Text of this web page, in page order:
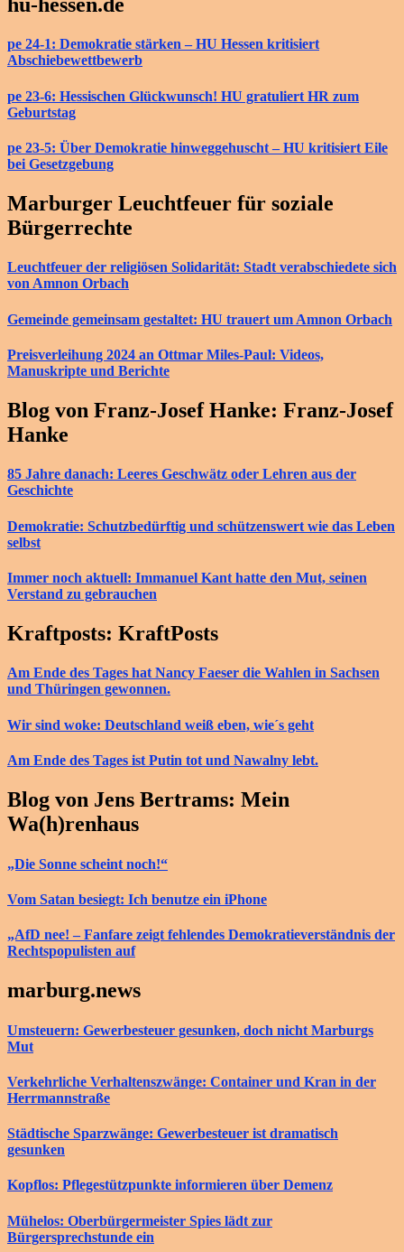
pe 24-1: Demokratie stärken – HU Hessen kritisiert
Abschiebewettbewerb
pe 23-6: Hessischen Glückwunsch! HU gratuliert HR zum
Geburtstag
pe 23-5: Über Demokratie hinweggehuscht – HU kritisiert Eile
bei Gesetzgebung
Marburger Leuchtfeuer für soziale
Bürgerrechte
Leuchtfeuer der religiösen Solidarität: Stadt verabschiedete sich
von Amnon Orbach
Gemeinde gemeinsam gestaltet: HU trauert um Amnon Orbach
Preisverleihung 2024 an Ottmar Miles-Paul: Videos,
Manuskripte und Berichte
Blog von Franz-Josef Hanke: Franz-Josef
Hanke
85 Jahre danach: Leeres Geschwätz oder Lehren aus der
Geschichte
Demokratie: Schutzbedürftig und schützenswert wie das Leben
selbst
Immer noch aktuell: Immanuel Kant hatte den Mut, seinen
Verstand zu gebrauchen
Kraftposts: KraftPosts
Am Ende des Tages hat Nancy Faeser die Wahlen in Sachsen
und Thüringen gewonnen.
Wir sind woke: Deutschland weiß eben, wie´s geht
Am Ende des Tages ist Putin tot und Nawalny lebt.
Blog von Jens Bertrams: Mein
Wa(h)renhaus
„Die Sonne scheint noch!“
Vom Satan besiegt: Ich benutze ein iPhone
„AfD nee! – Fanfare zeigt fehlendes Demokratieverständnis der
Rechtspopulisten auf
marburg.news
Umsteuern: Gewerbesteuer gesunken, doch nicht Marburgs
Mut
Verkehrliche Verhaltenszwänge: Container und Kran in der
Herrmannstraße
Städtische Sparzwänge: Gewerbesteuer ist dramatisch
gesunken
Kopflos: Pflegestützpunkte informieren über Demenz
Mühelos: Oberbürgermeister Spies lädt zur
Bürgersprechstunde ein